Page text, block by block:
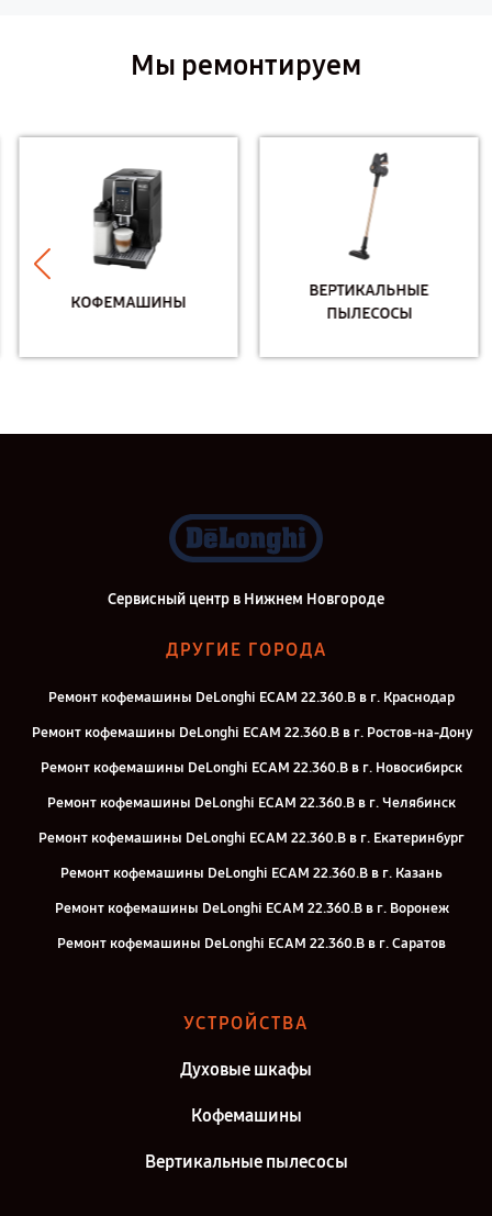
Мы ремонтируем
КОФЕМАШИНЫ
ВЕРТИКАЛЬНЫЕ
ПЫЛЕСОСЫ
Сервисный центр в Нижнем Новгороде
ДРУГИЕ ГОРОДА
Ремонт кофемашины DeLonghi ECAM 22.360.B в г. Краснодар
Ремонт кофемашины DeLonghi ECAM 22.360.B в г. Ростов-на-Дону
Ремонт кофемашины DeLonghi ECAM 22.360.B в г. Новосибирск
Ремонт кофемашины DeLonghi ECAM 22.360.B в г. Челябинск
Ремонт кофемашины DeLonghi ECAM 22.360.B в г. Екатеринбург
Ремонт кофемашины DeLonghi ECAM 22.360.B в г. Казань
Ремонт кофемашины DeLonghi ECAM 22.360.B в г. Воронеж
Ремонт кофемашины DeLonghi ECAM 22.360.B в г. Саратов
Ремонт кофемашины DeLonghi ECAM 22.360.B в г. Киров
Ремонт кофемашины DeLonghi ECAM 22.360.B в г. Санкт-Петербург
УСТРОЙСТВА
Духовые шкафы
Кофемашины
Вертикальные пылесосы